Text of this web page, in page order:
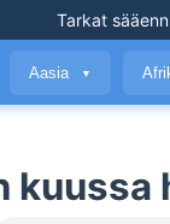
Tarkat
Aasia ▼
kuussa